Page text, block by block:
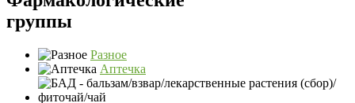
группы
Разное
Аптечка